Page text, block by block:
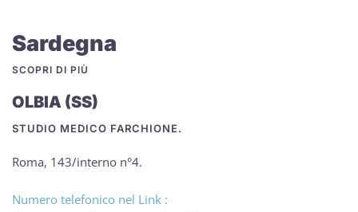
Sardegna
SCOPRI DI PIÙ
OLBIA (SS)
STUDIO MEDICO FARCHIONE.
Roma, 143/interno n°4.
Numero telefonico nel Link :